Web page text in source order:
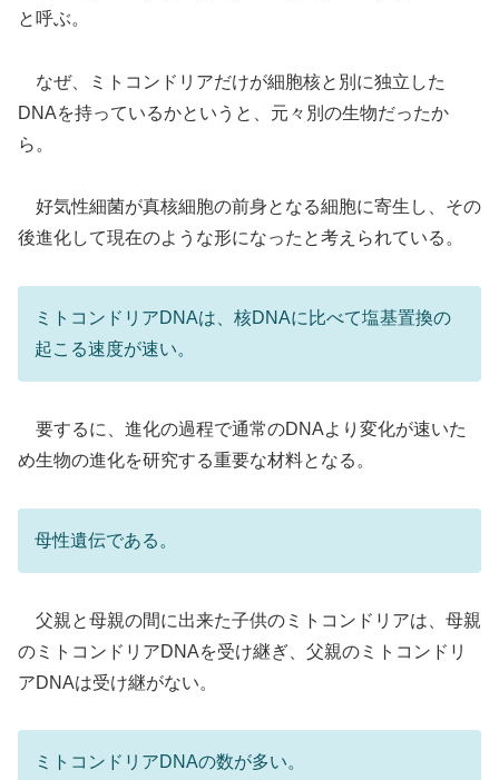
と呼ぶ。
なぜ、ミトコンドリアだけが細胞核と別に独立した
DNAを持っているかというと、元々別の生物だったか
ら。
好気性細菌が真核細胞の前身となる細胞に寄生し、その
後進化して現在のような形になったと考えられている。
ミトコンドリアDNAは、核DNAに比べて塩基置換の
起こる速度が速い。
要するに、進化の過程で通常のDNAより変化が速いた
め生物の進化を研究する重要な材料となる。
母性遺伝である。
父親と母親の間に出来た子供のミトコンドリアは、母親
のミトコンドリアDNAを受け継ぎ、父親のミトコンドリ
アDNAは受け継がない。
ミトコンドリアDNAの数が多い。